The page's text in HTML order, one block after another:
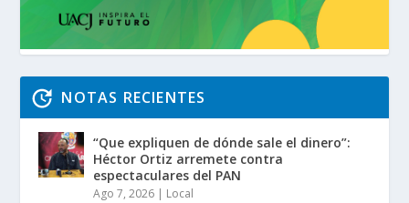
NOTAS RECIENTES
“Que expliquen de dónde sale el dinero”:
Héctor Ortiz arremete contra
espectaculares del PAN
Ago 7, 2026 | Local